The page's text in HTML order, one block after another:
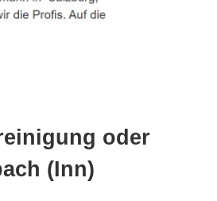
oder
(Inn)